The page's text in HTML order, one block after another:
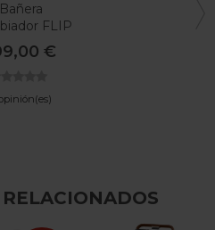
Bañera
FLIP
Jane €